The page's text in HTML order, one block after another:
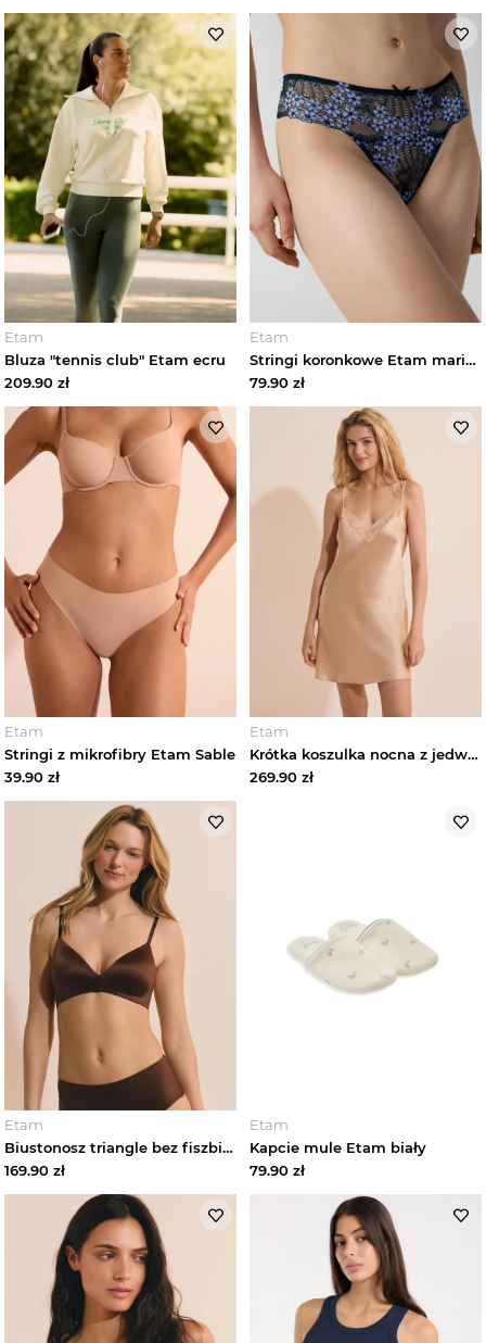
Etam
Bluza "tennis club" Etam ecru
209.90 zł
Etam
Stringi koronkowe Etam marine
79.90 zł
Etam
Stringi z mikrofibry Etam Sable
39.90 zł
Etam
Krótka koszulka nocna z jedwabiu z koronkowymi detalami Etam
269.90 zł
Etam
Biustonosz triangle bez fiszbin satynowy Etam chocolat
169.90 zł
Etam
Kapcie mule Etam biały
79.90 zł